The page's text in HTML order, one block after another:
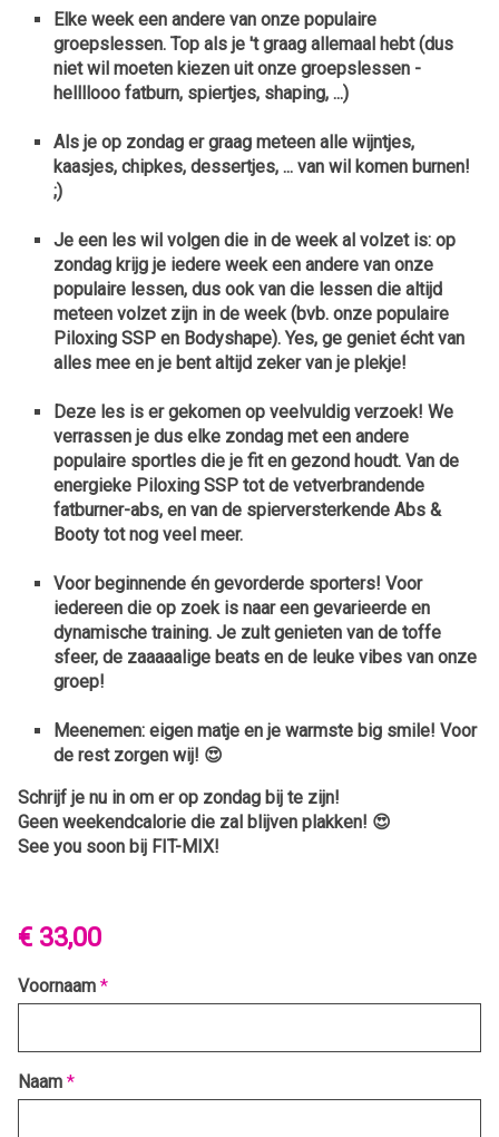
Elke week een andere van onze populaire
groepslessen. Top als je 't graag allemaal hebt (dus
niet wil moeten kiezen uit onze groepslessen -
hellllooo fatburn, spiertjes, shaping, ...)
Als je op zondag er graag meteen alle wijntjes,
kaasjes, chipkes, dessertjes, ... van wil komen burnen!
;)
Je een les wil volgen die in de week al volzet is: op
zondag krijg je iedere week een andere van onze
populaire lessen, dus ook van die lessen die altijd
meteen volzet zijn in de week (bvb. onze populaire
Piloxing SSP en Bodyshape). Yes, ge geniet écht van
alles mee en je bent altijd zeker van je plekje!
Deze les is er gekomen op veelvuldig verzoek! We
verrassen je dus elke zondag met een andere
populaire sportles die je fit en gezond houdt. Van de
energieke Piloxing SSP tot de vetverbrandende
fatburner-abs, en van de spierversterkende Abs &
Booty tot nog veel meer.
Voor beginnende én gevorderde sporters! Voor
iedereen die op zoek is naar een gevarieerde en
dynamische training. Je zult genieten van de toffe
sfeer, de zaaaaalige beats en de leuke vibes van onze
groep!
Meenemen: eigen matje en je warmste big smile! Voor
de rest zorgen wij! 😍
Schrijf je nu in om er op zondag bij te zijn!
Geen weekendcalorie die zal blijven plakken! 😍
See you soon bij FIT-MIX!
€ 33,00
Voornaam *
Naam *